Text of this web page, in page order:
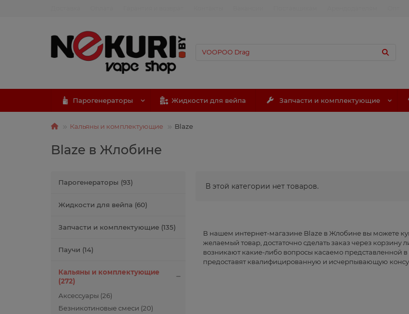
Парогенераторы Жидкости для вейпа Запчасти и комплектующие
Кальяны и комплектующие Blaze
Blaze в Жлобине
Парогенераторы (93)
Жидкости для вейпа (60)
Запчасти и комплектующие (135)
Паучи (14)
Кальяны и комплектующие
(272)
Аксессуары (26)
Безникотиновые смеси (20)
В этой категории нет товаров.
В нашем интернет-магазине Blaze в Жлобине вы можете
желаемый товар, достаточно сделать заказ через корзину
возникают какие-либо вопросы касаемо
предоставят квалифицированную и исчерпывающую